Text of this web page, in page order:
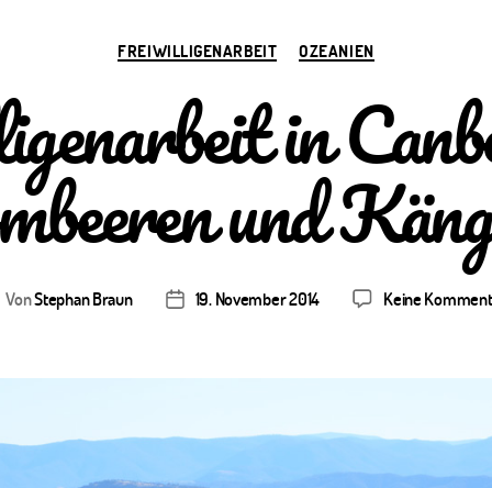
Kategorien
FREIWILLIGENARBEIT OZEANIEN
in
und
VonStephan Braun Veröffentlichungsdatum
19. November 2014 Keine